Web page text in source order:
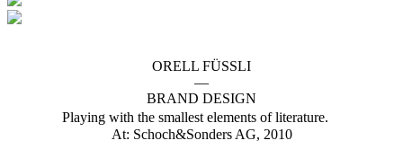
ORELL FÜSSLI
—
BRAND DESIGN
Playing with the smallest elements of literature.
At: Schoch&Sonders AG, 2010